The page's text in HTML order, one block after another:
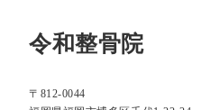
令和整骨院
〒812-0044